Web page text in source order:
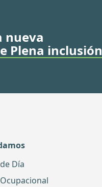
nueva
Plena inclusión
Día